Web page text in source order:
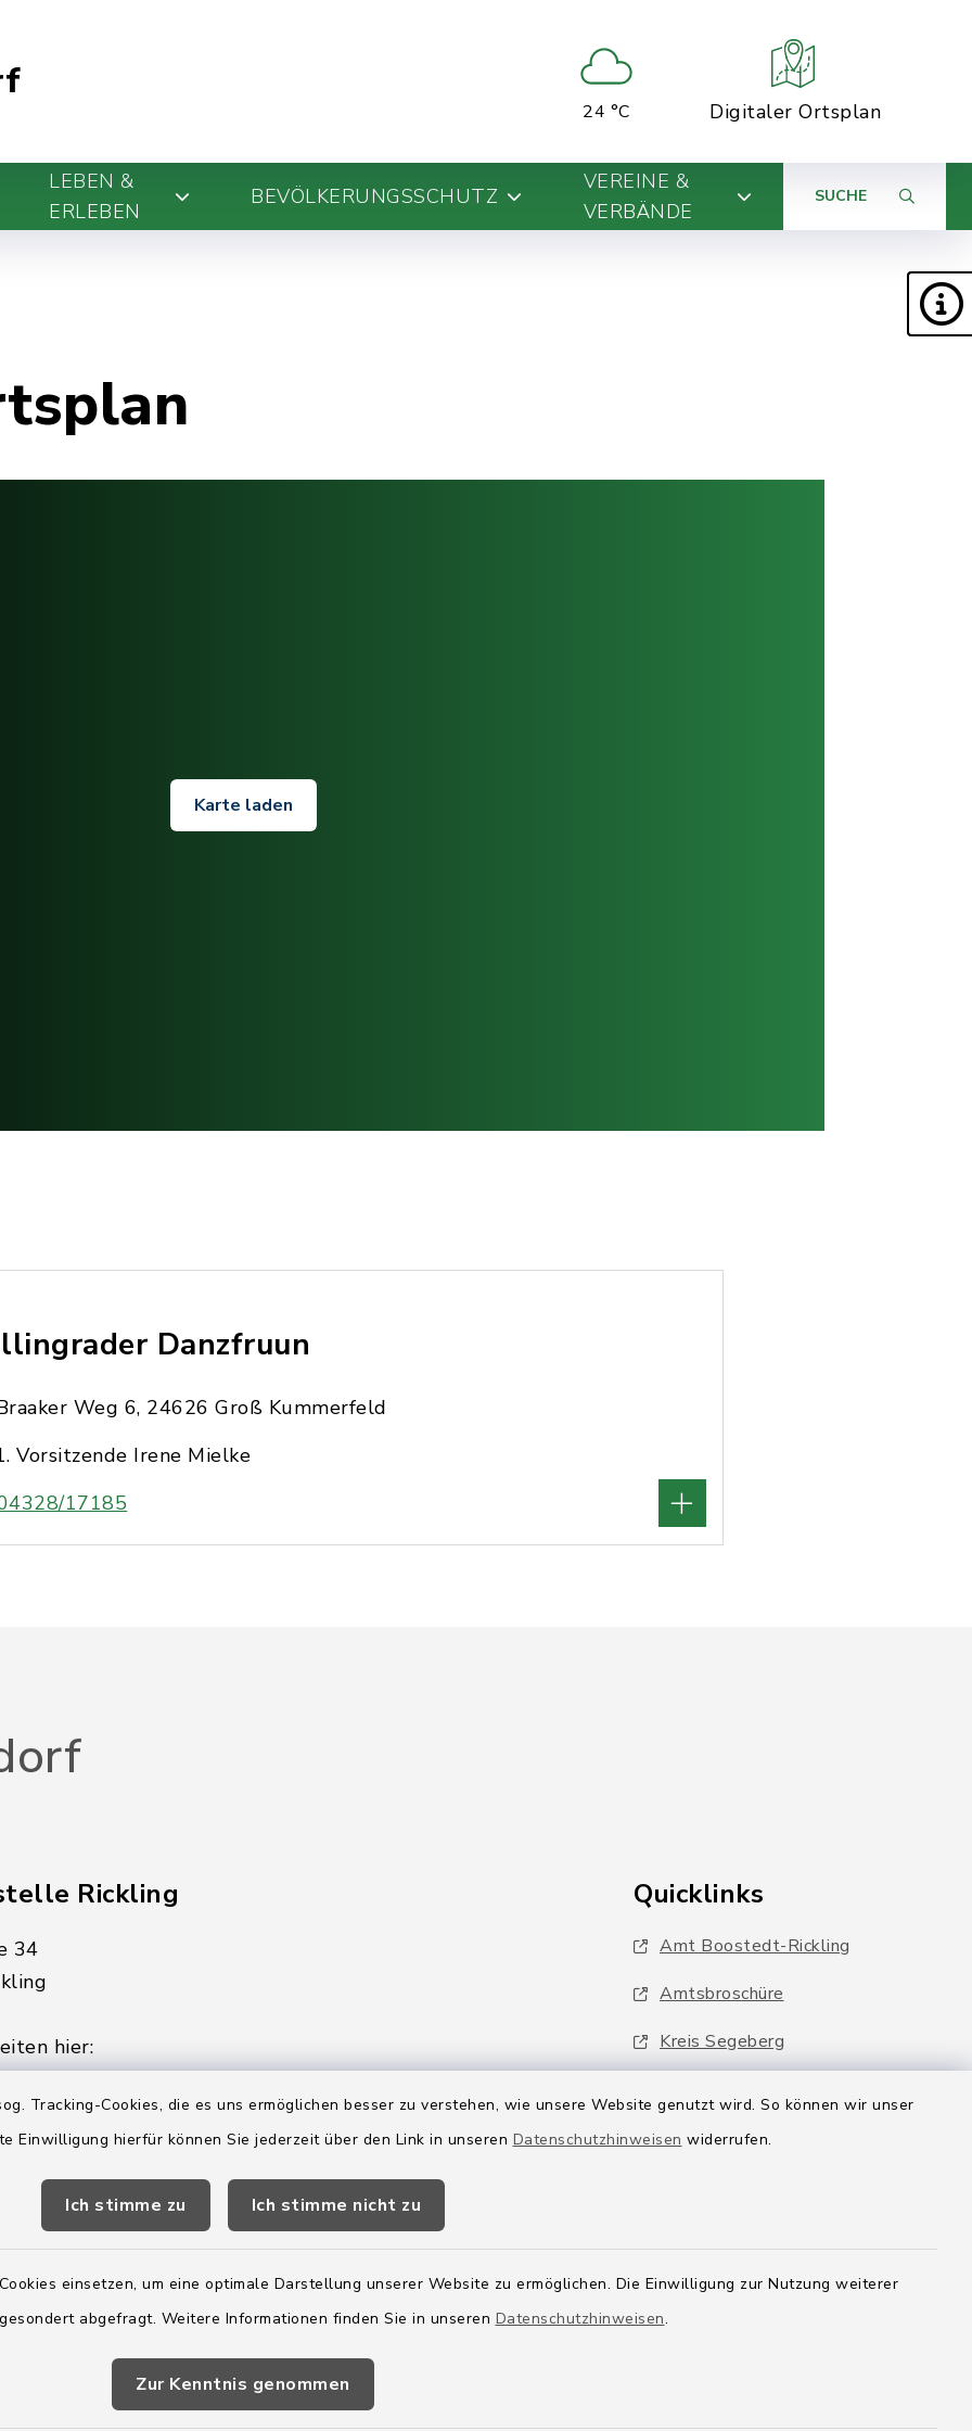
Tracking-Cookies, die es uns ermöglichen besser zu verstehen, wie unsere Website genutzt wird. So können wir unser
Einwilligung hierfür können Sie jederzeit über den Link in unseren Datenschutzhinweisen widerrufen.
Ich stimme zu Ich stimme nicht zu
einsetzen, um eine optimale Darstellung unserer Website zu ermöglichen. Die Einwilligung zur Nutzung weiterer
abgefragt. Weitere Informationen finden Sie in unseren Datenschutzhinweisen.
Zur Kenntnis genommen
24 °C Digitaler Ortsplan
LEBEN &
ERLEBEN
BEVÖLKERUNGSSCHUTZ
VEREINE &
VERBÄNDE
SUCHE
Karte laden
Danzfruun
Weg 6, 24626 Groß Kummerfeld
Vorsitzende Irene Mielke
17185
Rickling
34
hier:
Donnerstag,
Uhr
am Donnerstag:
Uhr
179-0
- 179-44
boostedt-
Quicklinks
Amt Boostedt-Rickling
Amtsbroschüre
Kreis Segeberg